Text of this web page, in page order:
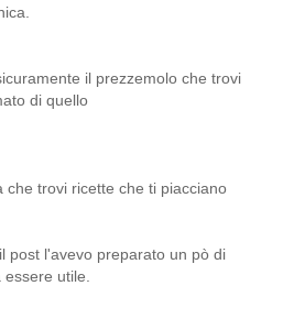
il prezzemolo che trovi
di quello
che trovi ricette che ti piacciano
post l'avevo preparato un pò di
utile.